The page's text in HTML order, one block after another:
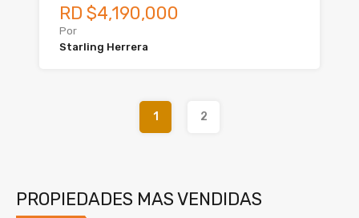
RD $4,190,000
Por
Starling Herrera
1 2
PROPIEDADES MAS VENDIDAS